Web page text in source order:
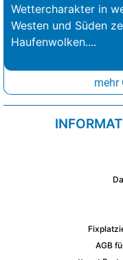
Wettercharakter in
Westen und Süden
Haufenwolken....
mehr
AGB